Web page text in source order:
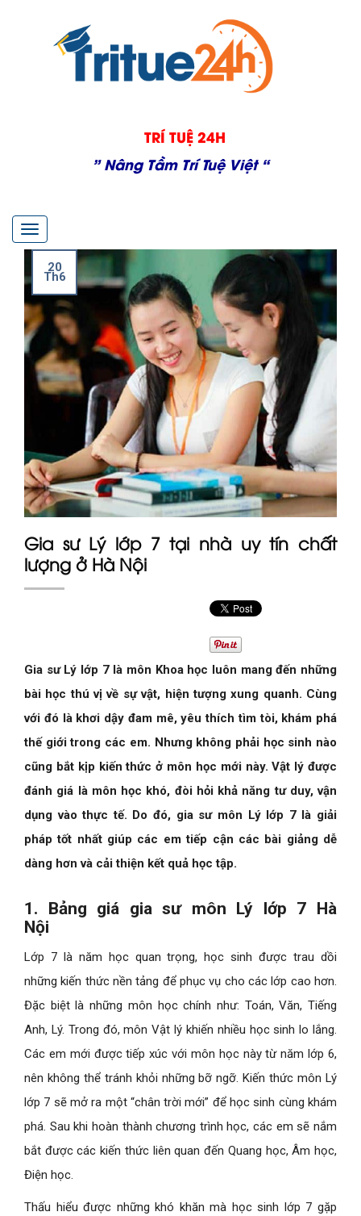
TRÍ TUỆ 24H
” Nâng Tầm Trí Tuệ Việt “
Toggle
navigation
Gia sư Lý lớp 7 tại nhà uy tín chất
lượng ở Hà Nội
Gia sư Lý lớp 7 là môn Khoa học luôn mang đến những
bài học thú vị về sự vật, hiện tượng xung quanh. Cùng
với đó là khơi dậy đam mê, yêu thích tìm tòi, khám phá
thế giới trong các em. Nhưng không phải học sinh nào
cũng bắt kịp kiến thức ở môn học mới này. Vật lý được
đánh giá là môn học khó, đòi hỏi khả năng tư duy, vận
dụng vào thực tế. Do đó, gia sư môn Lý lớp 7 là giải
pháp tốt nhất giúp các em tiếp cận các bài giảng dễ
dàng hơn và cải thiện kết quả học tập.
1. Bảng giá gia sư môn Lý lớp 7 Hà
Nội
Lớp 7 là năm học quan trọng, học sinh được trau dồi
những kiến thức nền tảng để phục vụ cho các lớp cao hơn.
Đặc biệt là những môn học chính như: Toán, Văn, Tiếng
Anh, Lý. Trong đó, môn Vật lý khiến nhiều học sinh lo lắng.
Các em mới được tiếp xúc với môn học này từ năm lớp 6,
nên không thể tránh khỏi những bỡ ngỡ. Kiến thức môn Lý
lớp 7 sẽ mở ra một “chân trời mới” để học sinh cùng khám
phá. Sau khi hoàn thành chương trình học, các em sẽ nắm
bắt được các kiến thức liên quan đến Quang học, Âm học,
Điện học.
Thấu hiểu được những khó khăn mà học sinh lớp 7 gặp
20
Th6